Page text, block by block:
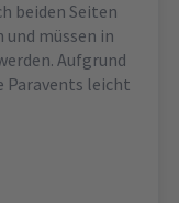
beiden Seiten
müssen in
Aufgrund
Paravents leicht